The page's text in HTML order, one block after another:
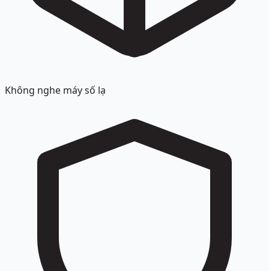
Không nghe máy số lạ